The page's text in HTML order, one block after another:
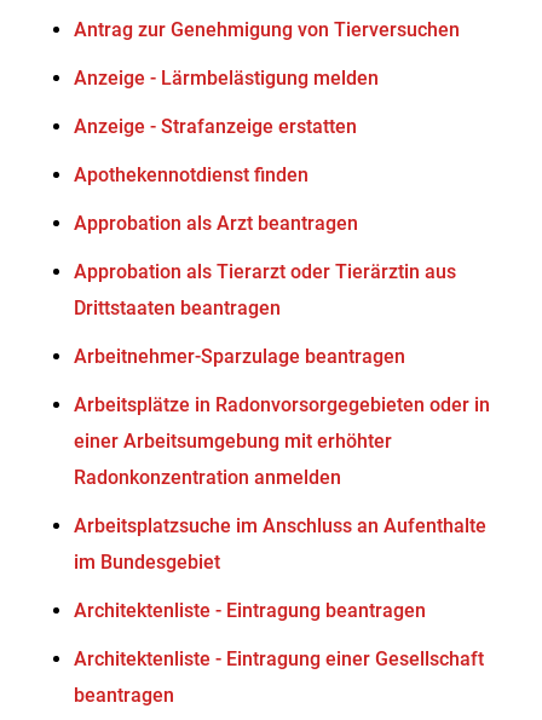
Antrag zur Genehmigung von Tierversuchen
Anzeige - Lärmbelästigung melden
Anzeige - Strafanzeige erstatten
Apothekennotdienst finden
Approbation als Arzt beantragen
Approbation als Tierarzt oder Tierärztin aus
Drittstaaten beantragen
Arbeitnehmer-Sparzulage beantragen
Arbeitsplätze in Radonvorsorgegebieten oder in
einer Arbeitsumgebung mit erhöhter
Radonkonzentration anmelden
Arbeitsplatzsuche im Anschluss an Aufenthalte
im Bundesgebiet
Architektenliste - Eintragung beantragen
Architektenliste - Eintragung einer Gesellschaft
beantragen